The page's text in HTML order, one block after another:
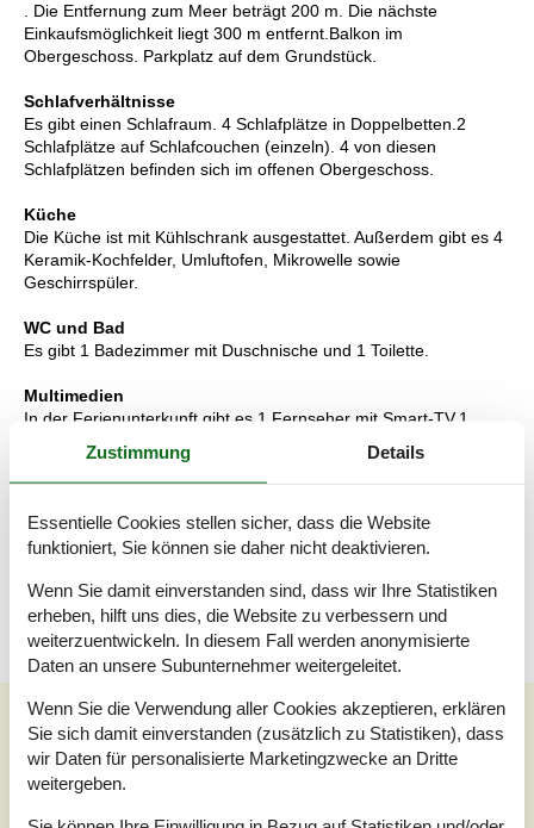
. Die Entfernung zum Meer beträgt 200 m. Die nächste
Einkaufsmöglichkeit liegt 300 m entfernt.Balkon im
Obergeschoss. Parkplatz auf dem Grundstück.
Schlafverhältnisse
Es gibt einen Schlafraum. 4 Schlafplätze in Doppelbetten.2
Schlafplätze auf Schlafcouchen (einzeln). 4 von diesen
Schlafplätzen befinden sich im offenen Obergeschoss.
Küche
Die Küche ist mit Kühlschrank ausgestattet. Außerdem gibt es 4
Keramik-Kochfelder, Umluftofen, Mikrowelle sowie
Geschirrspüler.
WC und Bad
Es gibt 1 Badezimmer mit Duschnische und 1 Toilette.
Multimedien
In der Ferienunterkunft gibt es 1 Fernseher mit Smart-TV.1
Chromecast. Keine Fernsehsender - nur Streaming. Es steht
kabellose Internetverbindung zur Verfügung.
Keine Vermietung an Jugendgruppen, in denen alle 15-25 Jahre
sind. Rauchen ist nicht zugelassen. Bei Nichtbeachtung dieses
Code Internet: FCdQ2tcVH
Unsere Gästebewertungen
Unsere GästebewertungenExterne Bewertungen
Bezogen auf1 Bewertung
Zustimmung Details
Essentielle Cookies stellen sicher, dass die Website
funktioniert, Sie können sie daher nicht deaktivieren.
Wenn Sie damit einverstanden sind, dass wir Ihre Statistiken
erheben, hilft uns dies, die Website zu verbessern und
weiterzuentwickeln. In diesem Fall werden anonymisierte
Daten an unsere Subunternehmer weitergeleitet.
Wenn Sie die Verwendung aller Cookies akzeptieren, erklären
Sie sich damit einverstanden (zusätzlich zu Statistiken), dass
wir Daten für personalisierte Marketingzwecke an Dritte
weitergeben.